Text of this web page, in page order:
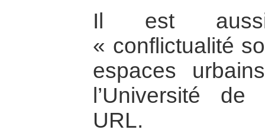
Il est
« conflictualité
espaces
l’Université
URL.